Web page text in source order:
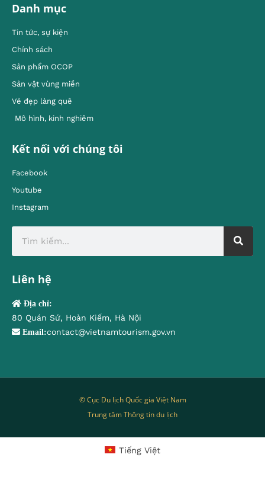
Danh mục
Tin tức, sự kiện
Chính sách
Sản phẩm OCOP
Sản vật vùng miền
Vẻ đẹp làng quê
Mô hình, kinh nghiêm
Kết nối với chúng tôi
Facebook
Youtube
Instagram
Liên hệ
Địa chỉ:
80 Quán Sứ, Hoàn Kiếm, Hà Nội
Email:contact@vietnamtourism.gov.vn
© Cục Du lịch Quốc gia Việt Nam
Trung tâm Thông tin du lịch
Tiếng Việt